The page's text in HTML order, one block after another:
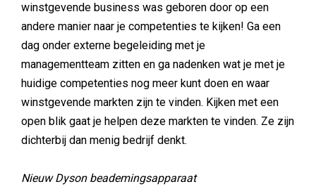
winstgevende business was geboren door op een
andere manier naar je competenties te kijken! Ga een
dag onder externe begeleiding met je
managementteam zitten en ga nadenken wat je met je
huidige competenties nog meer kunt doen en waar
winstgevende markten zijn te vinden. Kijken met een
open blik gaat je helpen deze markten te vinden. Ze zijn
dichterbij dan menig bedrijf denkt.
Nieuw Dyson beademingsapparaat